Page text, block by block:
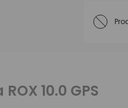
10.0 GPS